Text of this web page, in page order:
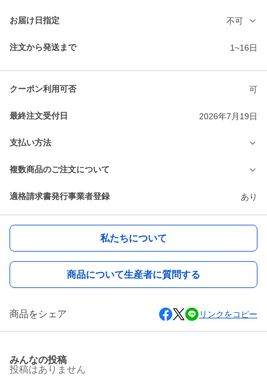
お届け日指定 不可
注文から発送まで 1~16日
クーポン利用可否 可
最終注文受付日 2026年7月19日
支払い方法
複数商品のご注文について
適格請求書発行事業者登録 あり
私たちについて
商品について生産者に質問する
商品をシェア リンクをコピー
みんなの投稿
投稿はありません